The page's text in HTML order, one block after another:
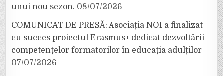
unui nou sezon. 08/07/2026
COMUNICAT DE PRESĂ: Asociația NOI a finalizat
cu succes proiectul Erasmus+ dedicat dezvoltării
competențelor formatorilor în educația adulților
07/07/2026